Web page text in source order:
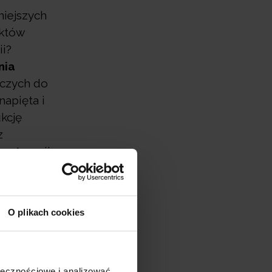
O plikach cookies
do
i
– na